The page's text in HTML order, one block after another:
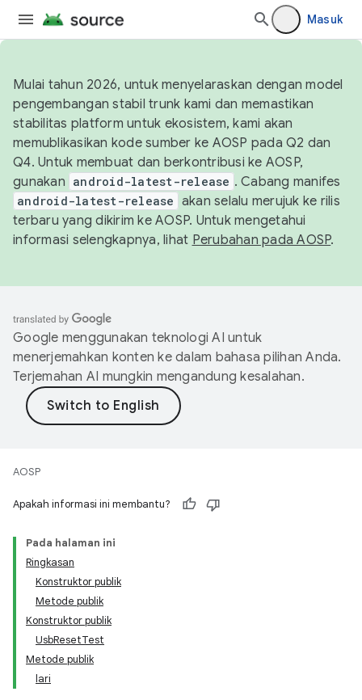
Masuk
Mulai tahun 2026, untuk menyelaraskan dengan model
pengembangan stabil trunk kami dan memastikan
stabilitas platform untuk ekosistem, kami akan
memublikasikan kode sumber ke AOSP pada Q2 dan
Q4. Untuk membuat dan berkontribusi ke AOSP,
gunakan android-latest-release . Cabang manifes
android-latest-release akan selalu merujuk ke rilis
terbaru yang dikirim ke AOSP. Untuk mengetahui
informasi selengkapnya, lihat Perubahan pada AOSP.
Google menggunakan teknologi AI untuk
menerjemahkan konten ke dalam bahasa pilihan Anda.
Terjemahan AI mungkin mengandung kesalahan.
AOSP
Apakah informasi ini membantu?
Pada halaman ini
Ringkasan
Konstruktor publik
Metode publik
Konstruktor publik
UsbResetTest
Metode publik
lari